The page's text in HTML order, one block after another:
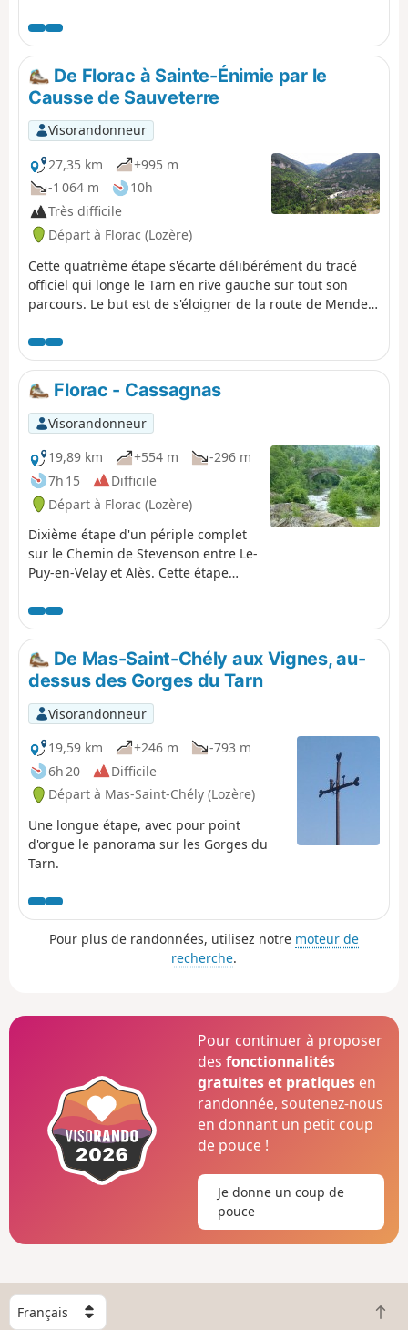
5e étape de Mas-Saint-Chely à Drigas pour ceux qui
veulent raccourcir le Tour en cinq jours.
De Florac à Sainte-Énimie par le
Causse de Sauveterre
Visorandonneur
27,35 km
+995 m
-1 064 m
10h
Très difficile
Départ à Florac (Lozère)
Cette quatrième étape s'écarte délibérément du tracé
officiel qui longe le Tarn en rive gauche sur tout son
parcours. Le but est de s'éloigner de la route de Mende
droite jusqu'à Ispagnac. Ce tracé visite la pointe du
Causse Méjean jusqu'à Quézac avant de passer en rive
droite pour grimper rejoindre le GRP® Causse du
Sauveterre et redescendre vers Sainte-Énimie.
Florac - Cassagnas
Visorandonneur
19,89 km
+554 m
-296 m
7h 15
Difficile
Départ à Florac (Lozère)
Dixième étape d'un périple complet
sur le Chemin de Stevenson entre Le-
Puy-en-Velay et Alès. Cette étape
significatifs par rapport au fléchage
du GR®70. Cette étape suit
essentiellement la vallée de la
Mimente avant que celle-ci ne vienne
se jeter dans le Tarnon à Florac.
De Mas-Saint-Chély aux Vignes, au-
dessus des Gorges du Tarn
Visorandonneur
19,59 km
+246 m
-793 m
6h 20
Difficile
Départ à Mas-Saint-Chély (Lozère)
Une longue étape, avec pour point
d'orgue le panorama sur les Gorges du
Tarn.
Pour plus de randonnées, utilisez notre moteur de
recherche.
Pour continuer à proposer
desfonctionnalités
gratuites et pratiques en
randonnée, soutenez-nous
en donnant un petit coup
de pouce !
Je donne un coup de
pouce
C
h
R